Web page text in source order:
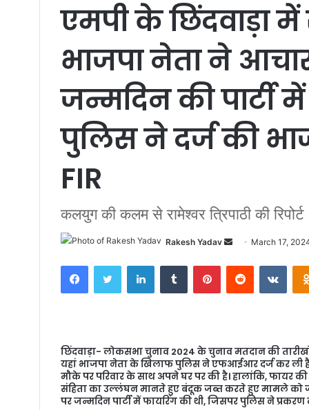
एमपी के छिंदवाड़ा
भाजपा नेता ने
जन्मदिन की पार्टी
पुलिस ने दर्ज की
FIR
कलयुग की कलम से रामेश्वर त्रिपाठी की रिपोर्ट
Rakesh Yadav
n
d
m
a
i
l
March 17,
छिंदवाड़ा- लोकसभा चुनाव 2024 के चुनाव मतदान की
यहां भाजपा नेता के खिलाफ पुलिस ने एफआईआर दर्ज कर ली
मौके पर परिवार के साथ अपने घर पर की है। हालांकि, फायर
संहिता का उल्लंघन मानते हुए बंदूक जब्त करते हुए मामले को
पर जन्मदिन पार्टी में फायरिंग की थी, जिसपर पुलिस ने